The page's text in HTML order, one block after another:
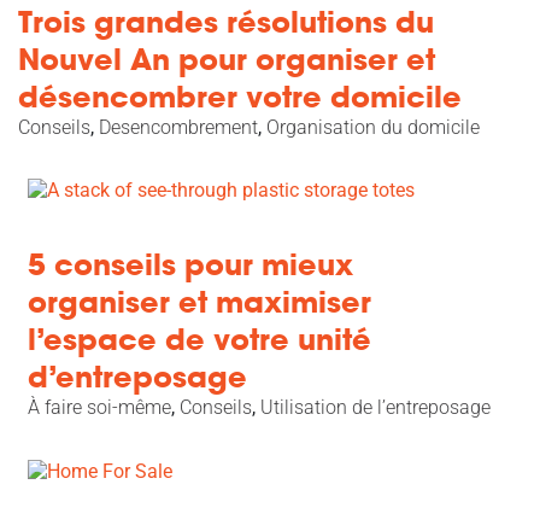
Trois grandes résolutions du
Nouvel An pour organiser et
désencombrer votre domicile
Conseils, Desencombrement, Organisation du domicile
5 conseils pour mieux
organiser et maximiser
l’espace de votre unité
d’entreposage
À faire soi-même, Conseils, Utilisation de l’entreposage